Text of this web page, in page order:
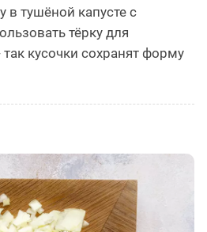
в тушёной капусте с
тёрку для
кусочки сохранят форму